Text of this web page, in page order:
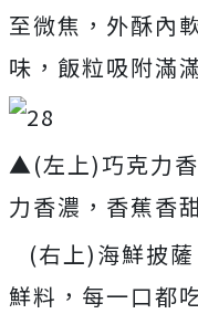
至微焦，外酥內
味，飯粒吸附滿
▲(左上)巧克力
力香濃，香蕉香
(右上)海鮮披
鮮料，每一口都